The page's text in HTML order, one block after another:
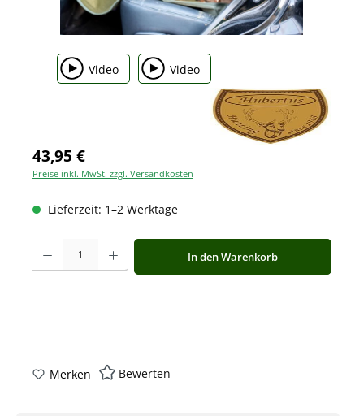
Video Video
43,95 €
Preise inkl. MwSt. zzgl. Versandkosten
Lieferzeit: 1–2 Werktage
Produkt Anzahl: Gib den gewünschten Wert ein oder benutze die
In den Warenkorb
Merken Bewerten